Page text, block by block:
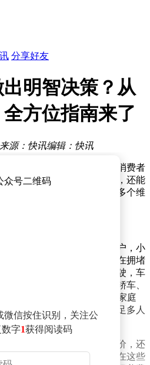
分享好友
明智决策？从
方位指南来了
来源：快讯编辑：快讯
明智的购车决策成为许多消费者
车不仅能满足日常出行需求，还能
要实现这一目标，需要从多个维
。对于主要在城市通勤的用户，小
势，这类车辆车身小巧，在拥堵
本较低。若经常需要长途驾驶，车
关键指标，中型或中大型轿车、
空间和更持久的行驶能力。家庭
性能，大空间车型可以满足多人
为家人提供更多保障。
购车成本不仅包括车辆售价，还
长期支出。不同品牌和车型在这些
微信按住识别，关注公
字1获得阅读码